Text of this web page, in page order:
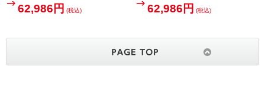
62,986円 (税込) 62,986円 (税込)